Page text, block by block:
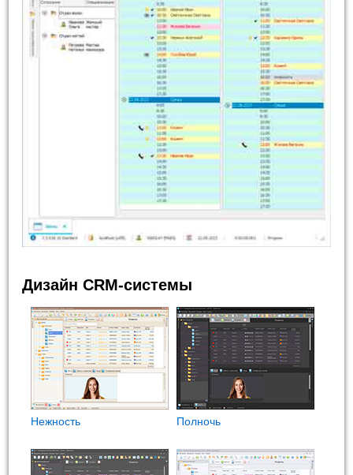
Дизайн CRM-системы
Нежность Полночь